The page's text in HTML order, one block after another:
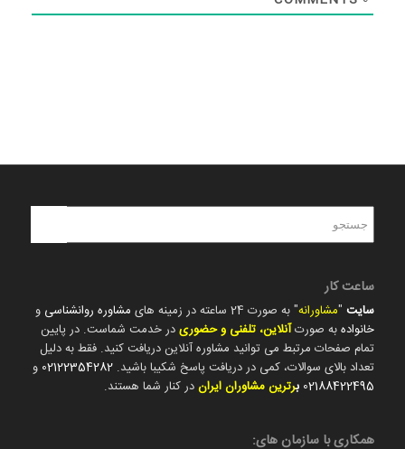
ساعت کار
سایت"مشاورانه" به صورت 24 ساعته در زمینه های مشاوره روانشناسی و
خانوادهبه صورتآنلاین، تلفنی و حضوریدر خدمت شماست. در پایین
تمام صفحات مرتبط می توانید مشاوره آنلاین دریافت کنید. فقط به دلیل
تعداد بالای سوالات، کمی در دریافت پاسخ شکیبا باشید. 02122354282 و
02188422495 برترین مشاوران ایراندر کنار شما هستند.
همکاری با سازمان های: